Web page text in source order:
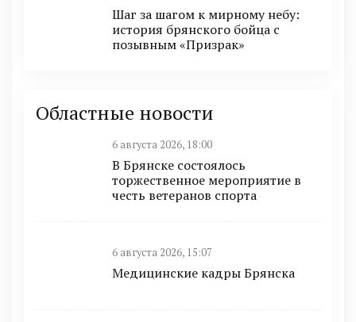
Шаг за шагом к мирному небу:
история брянского бойца с
позывным «Призрак»
Областные новости
6 августа 2026, 18:00
В Брянске состоялось
торжественное мероприятие в
честь ветеранов спорта
6 августа 2026, 15:07
Медицинские кадры Брянска